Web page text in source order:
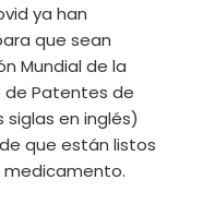
ya han
que sean
Mundial de la
de Patentes de
siglas en inglés)
que están listos
medicamento.